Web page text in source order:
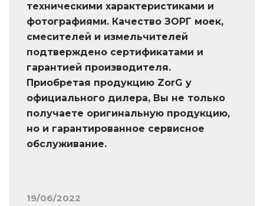
техническими характеристиками и
фотографиями. Качество ЗОРГ моек,
смесителей и измельчителей
подтверждено сертификатами и
гарантией производителя.
Приобретая продукцию ZorG у
официального дилера, Вы не только
получаете оригинальную продукцию,
но и гарантированное сервисное
обслуживание.
19/06/2022